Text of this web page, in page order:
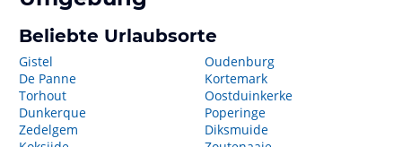
Beliebte Urlaubsorte
Gistel
De Panne
Torhout
Dunkerque
Zedelgem
Oudenburg
Kortemark
Oostduinkerke
Poperinge
Diksmuide